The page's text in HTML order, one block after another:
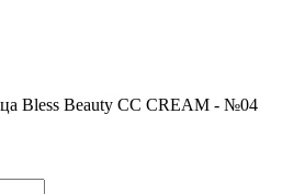
Bless Beauty CC CREAM - №04